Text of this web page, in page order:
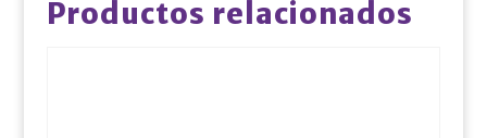
Productos relacionados